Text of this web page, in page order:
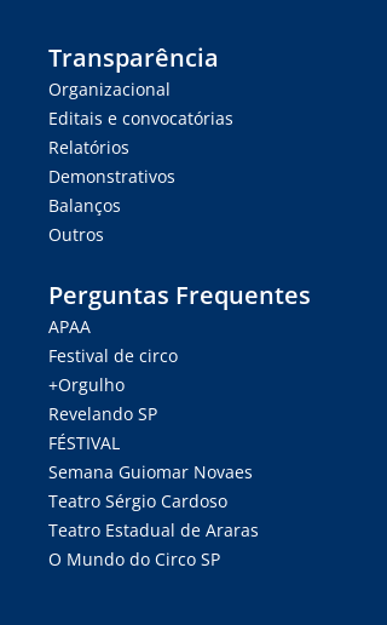
Transparência
Organizacional
Editais e convocatórias
Relatórios
Demonstrativos
Balanços
Outros
Perguntas Frequentes
APAA
Festival de circo
+Orgulho
Revelando SP
FÉSTIVAL
Semana Guiomar Novaes
Teatro Sérgio Cardoso
Teatro Estadual de Araras
O Mundo do Circo SP